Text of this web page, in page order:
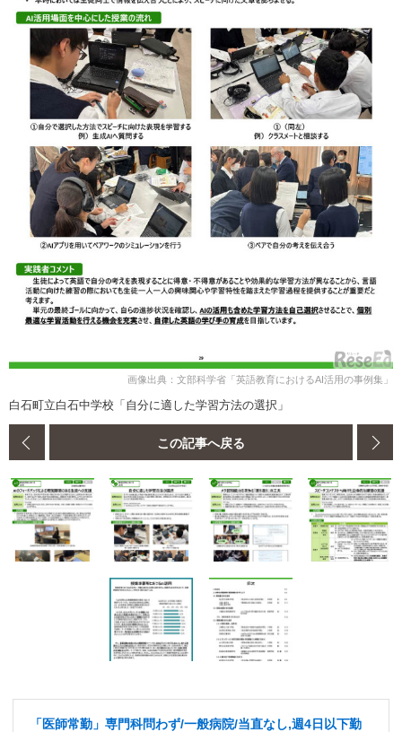
画像出典：文部科学省「英語教育におけるAI活用の事例集」
白石町立白石中学校「自分に適した学習方法の選択」
この記事へ戻る
「医師常勤」専門科問わず/一般病院/当直なし,週4日以下勤